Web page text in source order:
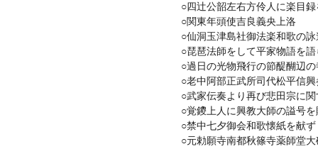
○四辻公韶左右方伶人に楽目
○関東年頭使吉良義央上洛
○仙洞玉津島社御法楽和歌の
○琵琶法師をして平家物語を
○過日の光物飛行の節醍醐辺
○老中阿部正武所司代松平信興
○武家伝奏より再び悲田宗に
○覚鑁上人に興教大師の謚号を
○禁中七夕御会和歌懐紙を献ず
○元勅願寺南都秋篠寺薬師堂